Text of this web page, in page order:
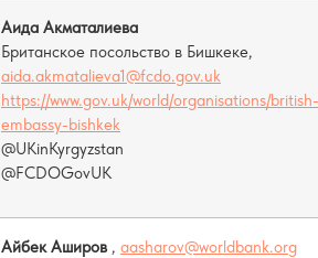
Аида Акматалиева
Британское посольство в Бишкеке,
aida.akmatalieva1@fcdo.gov.uk
https://www.gov.uk/world/organisations/british-
embassy-bishkek
@UKinKyrgyzstan
@FCDOGovUK
Айбек Аширов, aasharov@worldbank.org